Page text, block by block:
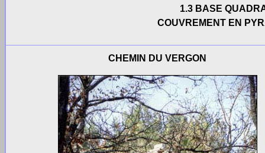
1.3 BASE
COUVREMENT EN
CHEMIN DU VERGON